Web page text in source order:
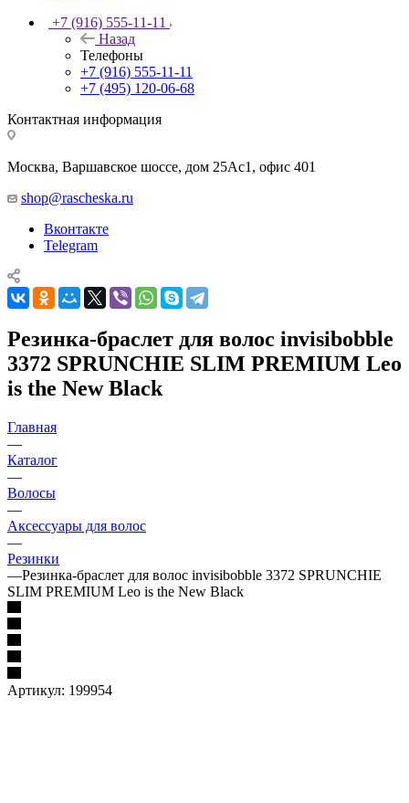
+7 (916) 555-11-11
Назад
Телефоны
+7 (916) 555-11-11
+7 (495) 120-06-68
Контактная информация
Москва, Варшавское шоссе, дом 25Аc1, офис 401
shop@rascheska.ru
Вконтакте
Telegram
Резинка-браслет для волос invisibobble
3372 SPRUNCHIE SLIM PREMIUM Leo
is the New Black
Главная
—
Каталог
—
Волосы
—
Аксессуары для волос
—
Резинки
—Резинка-браслет для волос invisibobble 3372 SPRUNCHIE
SLIM PREMIUM Leo is the New Black
Артикул: 199954